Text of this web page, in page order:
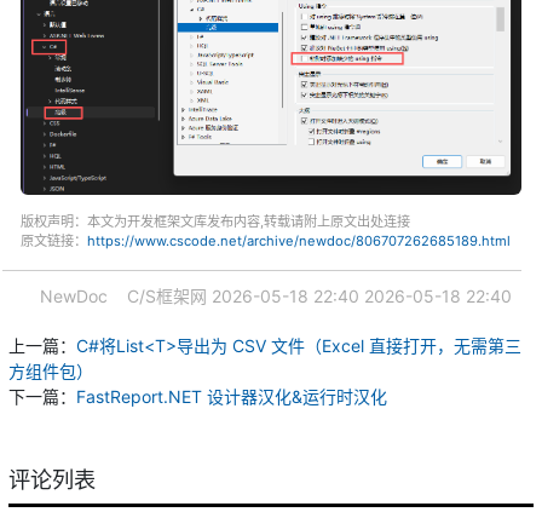
版权声明：本文为开发框架文库发布内容,转载请附上原文出处连接
原文链接： https://www.cscode.net/archive/newdoc/806707262685189.html
NewDoc C/S框架网 2026-05-18 22:40 2026-05-18 22:40
上一篇： C#将List<T>导出为 CSV 文件（Excel 直接打开，无需第三
方组件包）
下一篇： FastReport.NET 设计器汉化&运行时汉化
评论列表